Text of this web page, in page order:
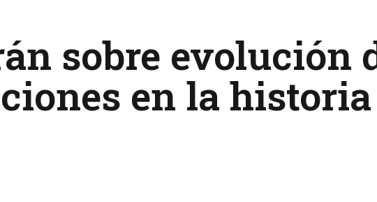
sobre evolución
en la